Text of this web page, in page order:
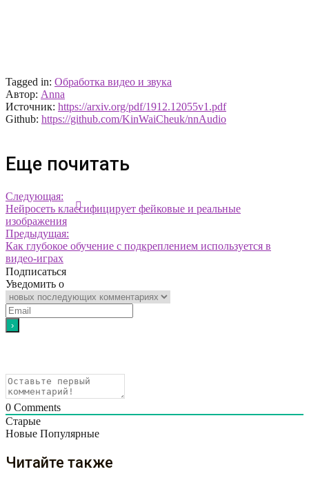
Tagged in: Обработка видео и звука
Автор: Anna
Источник: https://arxiv.org/pdf/1912.12055v1.pdf
Github: https://github.com/KinWaiCheuk/nnAudio
Еще почитать
Следующая:
Нейросеть классифицирует фейковые и реальные
изображения
Предыдущая:
Как глубокое обучение с подкреплением используется в
видео-играх
Подписаться
Уведомить о
0 Comments
Старые
Новые Популярные
Читайте также